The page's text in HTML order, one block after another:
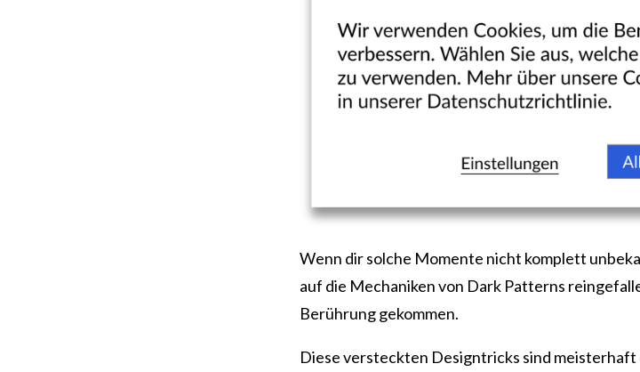
Wenn dir solche Momente nicht komplett
auf die Mechaniken von Dark Patterns
Berührung gekommen.
Diese versteckten Designtricks sind